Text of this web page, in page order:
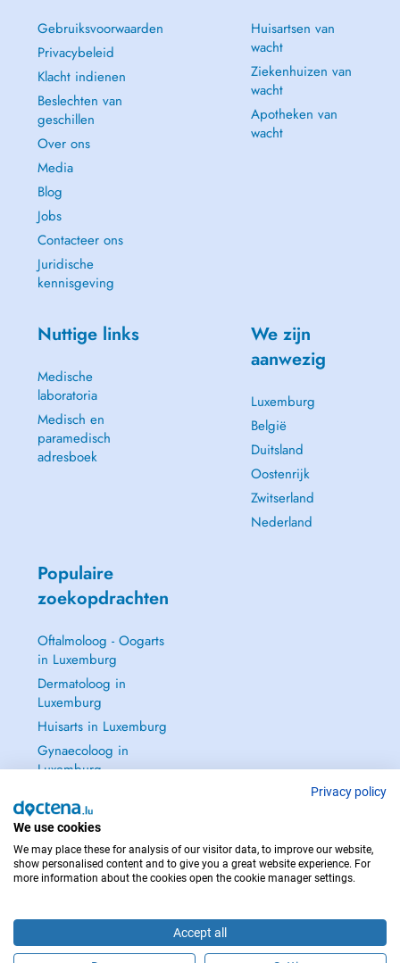
Gebruiksvoorwaarden
Privacybeleid
Klacht indienen
Beslechten van
geschillen
Over ons
Media
Blog
Jobs
Contacteer ons
Juridische
kennisgeving
Huisartsen van
wacht
Ziekenhuizen van
wacht
Apotheken van
wacht
Nuttige links
Medische
laboratoria
Medisch en
paramedisch
adresboek
We zijn
aanwezig
Luxemburg
België
Duitsland
Oostenrijk
Zwitserland
Nederland
Populaire
zoekopdrachten
Oftalmoloog - Oogarts
in Luxemburg
Dermatoloog in
Luxemburg
Huisarts in Luxemburg
Gynaecoloog in
Luxemburg
NEEM IN GEVAL VAN NOOD CONTACT OP MET : 112
Privacy policy
We use cookies
We may place these for analysis of our visitor data, to improve our website,
show personalised content and to give you a great website experience. For
more information about the cookies open the cookie manager settings.
Accept all